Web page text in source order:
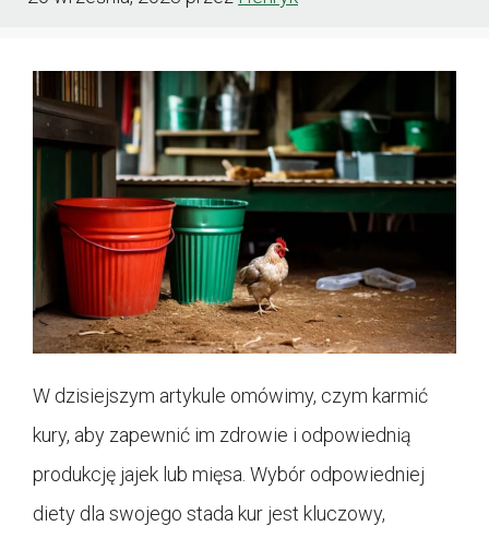
W dzisiejszym artykule omówimy, czym karmić
kury, aby zapewnić im zdrowie i odpowiednią
produkcję jajek lub mięsa. Wybór odpowiedniej
diety dla swojego stada kur jest kluczowy,